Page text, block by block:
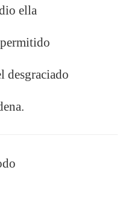
ella
desgraciado